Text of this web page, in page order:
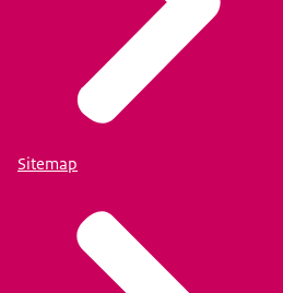
Sitemap